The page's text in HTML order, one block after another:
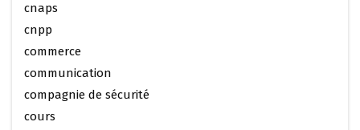
cnaps
cnpp
commerce
communication
compagnie de sécurité
cours